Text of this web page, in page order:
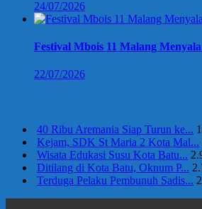
24/07/2026
Festival Mbois 11 Malang
22/07/2026
40 Ribu Aremania Siap Turun ke...
Kejam, SDK St Maria 2 Kota Mal...
Wisata Edukasi Susu Kota Batu...
Ditilang di Kota Batu, Oknum P...
Terduga Pelaku Pembunuh Sadis...